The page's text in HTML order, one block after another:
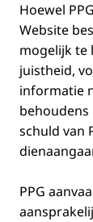
Hoewel
Website
mogelijk te
juistheid,
informatie
schuld van
PPG